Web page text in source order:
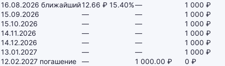
16.08.2026 ближайший12.66 ₽ 15.40%—
1 000 ₽
15.09.2026
— —
1 000 ₽
15.10.2026
— —
1 000 ₽
14.11.2026
— —
1 000 ₽
14.12.2026
— —
1 000 ₽
13.01.2027
— —
1 000 ₽
12.02.2027 погашение — 1 000.00 ₽
0 ₽